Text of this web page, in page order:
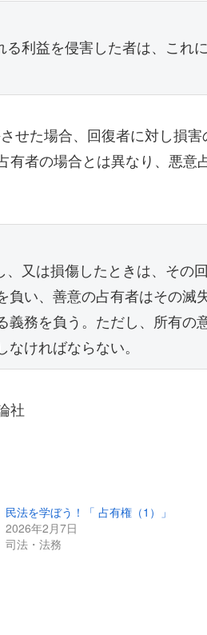
利益を侵害した者は、これに
せた場合、回復者に対し損害
有者の場合とは異なり、悪意
又は損傷したときは、その回
負い、善意の占有者はその滅
義務を負う。ただし、所有の
ければならない。
社
民法を学ぼう！「 占有権（1）」
2026年2月7日
司法・法務